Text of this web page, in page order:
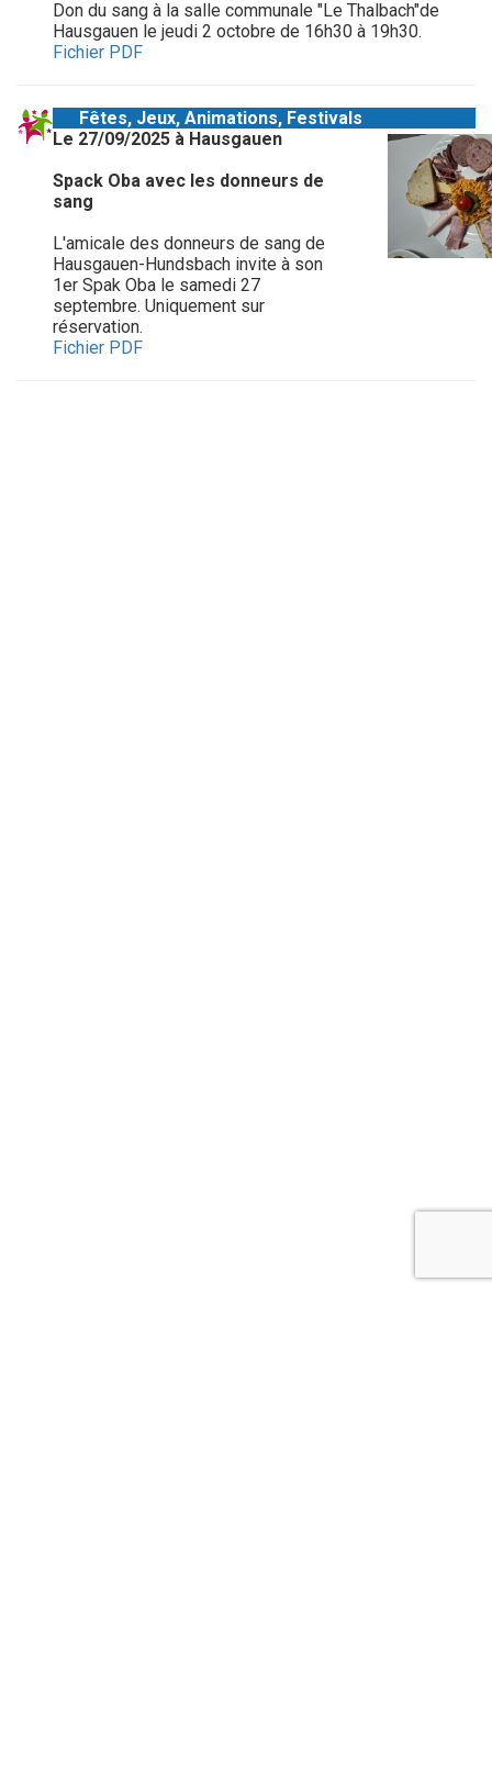
Don du sang à la salle communale "Le Thalbach"de
Hausgauen le jeudi 2 octobre de 16h30 à 19h30.
Fichier PDF
Fêtes, Jeux, Animations, Festivals
Le 27/09/2025 à Hausgauen
Spack Oba avec les donneurs de
sang
L'amicale des donneurs de sang de
Hausgauen-Hundsbach invite à son
1er Spak Oba le samedi 27
septembre. Uniquement sur
réservation.
Fichier PDF